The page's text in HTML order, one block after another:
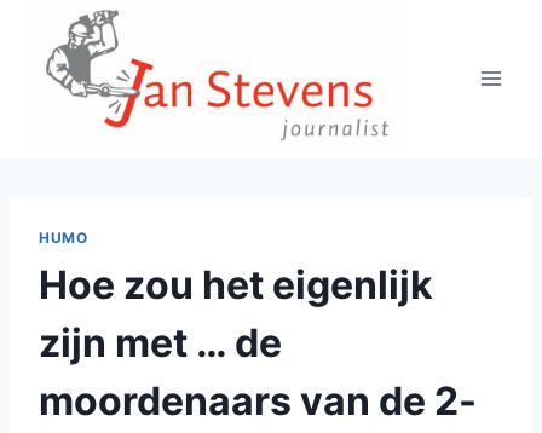
Doorgaan
inhoud
HUMO
Hoe zou het eigenlijk
zijn met … de
moordenaars van de 2-